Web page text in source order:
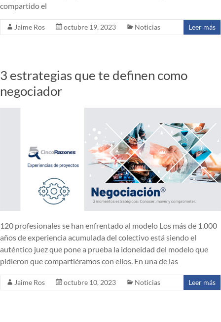
compartido el
Jaime Ros octubre 19, 2023 Noticias Leer más
3 estrategias que te definen como
negociador
120 profesionales se han enfrentado al modelo Los más de 1.000
años de experiencia acumulada del colectivo está siendo el
auténtico juez que pone a prueba la idoneidad del modelo que
pidieron que compartiéramos con ellos. En una de las
Jaime Ros octubre 10, 2023 Noticias Leer más